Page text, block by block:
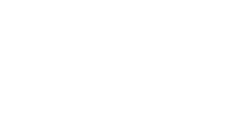
সাচিং প্রু জেরী